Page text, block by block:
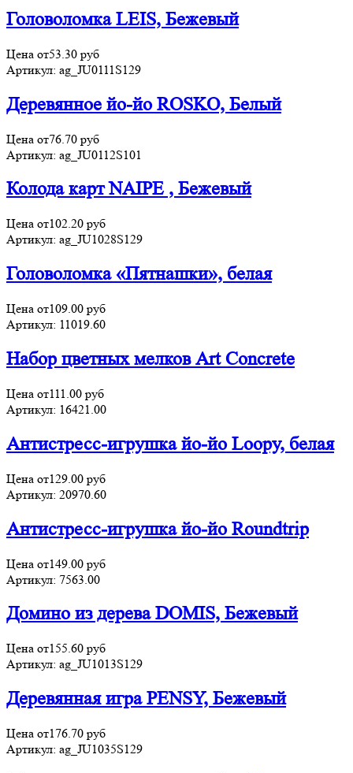
Головоломка LEIS, Бежевый
Цена от53.30 руб
Артикул: ag_JU0111S129
Деревянное йо-йо ROSKO, Белый
Цена от76.70 руб
Артикул: ag_JU0112S101
Колода карт NAIPE , Бежевый
Цена от102.20 руб
Артикул: ag_JU1028S129
Головоломка «Пятнашки», белая
Цена от109.00 руб
Артикул: 11019.60
Набор цветных мелков Art Concrete
Цена от111.00 руб
Артикул: 16421.00
Антистресс-игрушка йо-йо Loopy, белая
Цена от129.00 руб
Артикул: 20970.60
Антистресс-игрушка йо-йо Roundtrip
Цена от149.00 руб
Артикул: 7563.00
Домино из дерева DOMIS, Бежевый
Цена от155.60 руб
Артикул: ag_JU1013S129
Деревянная игра PENSY, Бежевый
Цена от176.70 руб
Артикул: ag_JU1035S129